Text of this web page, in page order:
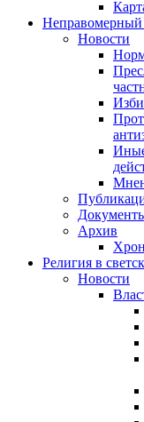
Неправомерный
Новости
Архив
Религия в
Новости